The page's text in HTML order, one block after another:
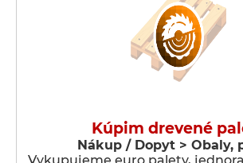
Kúpim drevené
Nákup / Dopyt > Obaly,